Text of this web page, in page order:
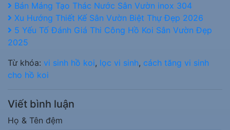
Bán Máng Tạo Thác Nước Sân Vườn inox 304
Xu Hướng Thiết Kế Sân Vườn Biệt Thự Đẹp 2026
5 Yếu Tố Đánh Giá Thi Công Hồ Koi Sân Vườn Đẹp
2025
Từ khóa: vi sinh hồ koi, lọc vi sinh, cách tăng vi sinh
cho hồ koi
Viết bình luận
Họ & Tên đệm